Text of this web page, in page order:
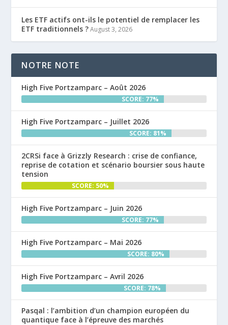
Les ETF actifs ont-ils le potentiel de remplacer les
ETF traditionnels ? August 3, 2026
NOTRE NOTE
High Five Portzamparc – Août 2026
SCORE: 77%
High Five Portzamparc – Juillet 2026
SCORE: 81%
2CRSi face à Grizzly Research : crise de confiance,
reprise de cotation et scénario boursier sous haute
tension
SCORE: 50%
High Five Portzamparc – Juin 2026
SCORE: 77%
High Five Portzamparc – Mai 2026
SCORE: 80%
High Five Portzamparc – Avril 2026
SCORE: 78%
Pasqal : l’ambition d’un champion européen du
quantique face à l’épreuve des marchés